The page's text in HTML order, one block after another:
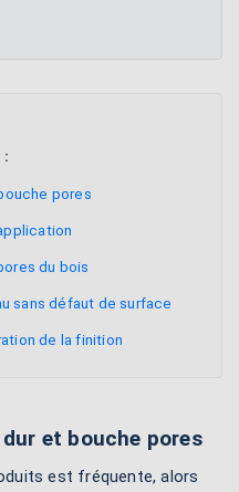
:
pores
du bois
sans défaut de surface
de la finition
et bouche pores
est fréquente, alors